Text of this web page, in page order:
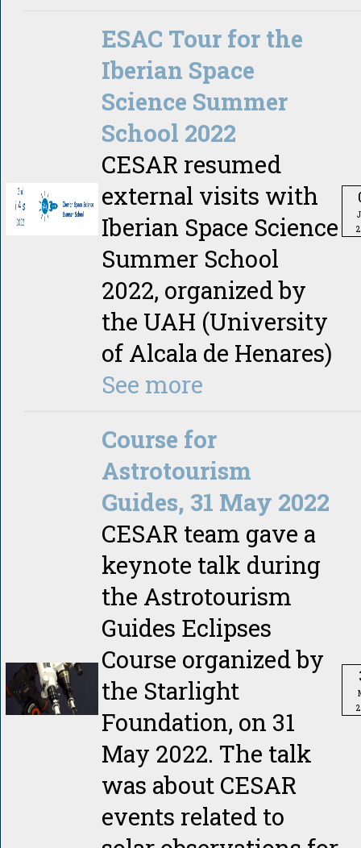
ESAC Tour for the
Iberian Space
Science Summer
School 2022
CESAR resumed
external visits with
Iberian Space Science
Summer School
2022, organized by
the UAH (University
of Alcala de Henares)
See more
Course for
Astrotourism
Guides, 31 May 2022
CESAR team gave a
keynote talk during
the Astrotourism
Guides Eclipses
Course organized by
the Starlight
Foundation, on 31
May 2022. The talk
was about CESAR
events related to